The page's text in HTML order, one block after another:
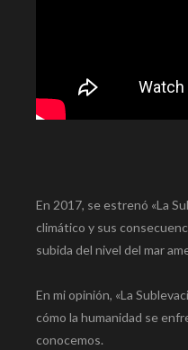
En 2017, se estrenó «La
climático y sus
subida del nivel del mar
En mi opinión, «La
cómo la humanidad se
conocemos.